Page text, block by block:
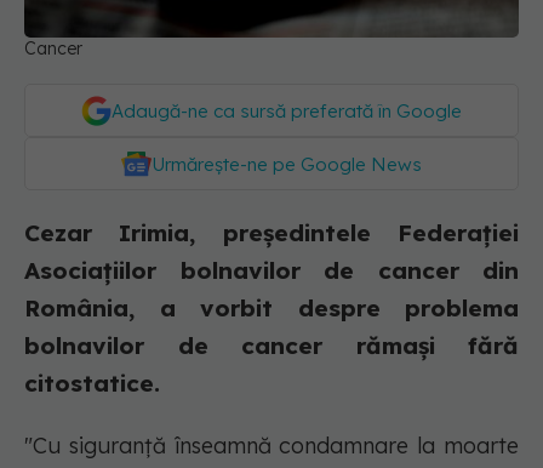
Cancer
Adaugă-ne ca sursă preferată în Google
Urmărește-ne pe Google News
Cezar Irimia, președintele Federației
Asociațiilor bolnavilor de cancer din
România, a vorbit despre problema
bolnavilor de cancer rămași fără
citostatice.
"Cu siguranță înseamnă condamnare la moarte